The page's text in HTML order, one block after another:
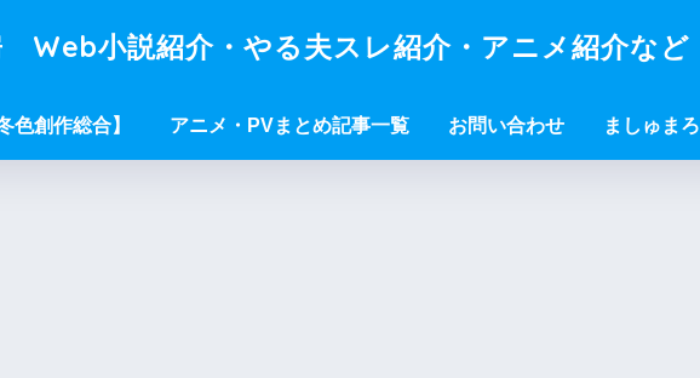
Web小説紹介・やる夫スレ紹介・アニメ紹介など
色創作総合】 アニメ・PVまとめ記事一覧 お問い合わせ ましゅまろ